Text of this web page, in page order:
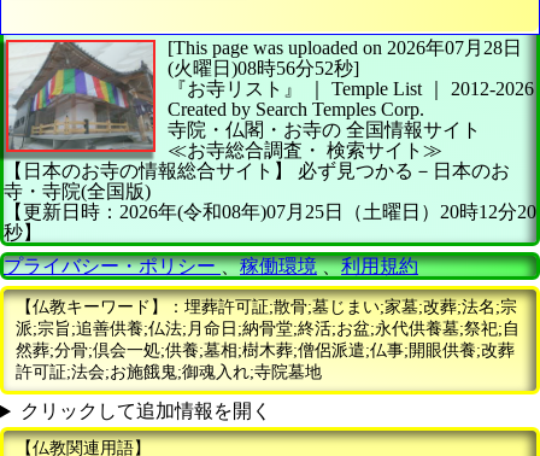
[This page was uploaded on 2026年07月28日
(火曜日)08時56分52秒]
『お寺リスト』 ｜ Temple List
2012-2026
Created by Search Temples Corp.
寺院・仏閣・お寺の 全国情報サイト
≪お寺総合調査・ 検索サイト≫
【日本のお寺の情報総合サイト】
必ず見つかる－日本のお
寺・寺院(全国版)
【更新日時：2026年(令和08年)07月25日（土曜日）20時12分20
秒】
プライバシー・ポリシー、稼働環境、利用規約
【仏教キーワード】：埋葬許可証;散骨;墓じまい;家墓;改葬;法名;宗
派;宗旨;追善供養;仏法;月命日;納骨堂;終活;お盆;永代供養墓;祭祀;自
然葬;分骨;倶会一処;供養;墓相;樹木葬;僧侶派遣;仏事;開眼供養;改葬
許可証;法会;お施餓鬼;御魂入れ;寺院墓地
クリックして追加情報を開く
【仏教関連用語】